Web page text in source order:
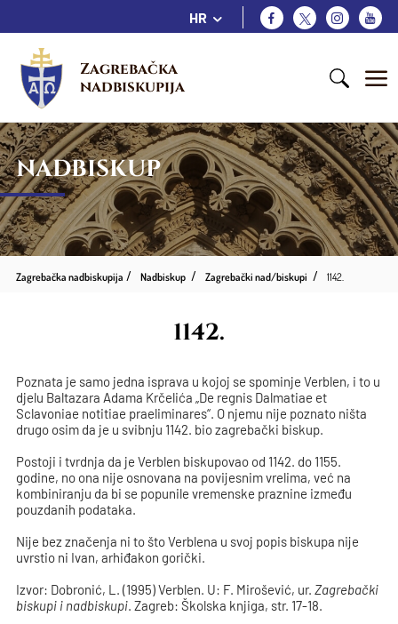
HR
Zagrebačka
nadbiskupija
NADBISKUP
Zagrebačka nadbiskupija Nadbiskup Zagrebački nad/biskupi 1142.
1142.
Poznata je samo jedna isprava u kojoj se spominje Verblen, i to u
djelu Baltazara Adama Krčelića „De regnis Dalmatiae et
Sclavoniae notitiae praeliminares“. O njemu nije poznato ništa
drugo osim da je u svibnju 1142. bio zagrebački biskup.
Postoji i tvrdnja da je Verblen biskupovao od 1142. do 1155.
godine, no ona nije osnovana na povijesnim vrelima, već na
kombiniranju da bi se popunile vremenske praznine između
pouzdanih podataka.
Nije bez značenja ni to što Verblena u svoj popis biskupa nije
uvrstio ni Ivan, arhiđakon gorički.
Izvor: Dobronić, L. (1995) Verblen. U: F. Mirošević, ur.Zagrebački
biskupi i nadbiskupi. Zagreb: Školska knjiga, str. 17-18.